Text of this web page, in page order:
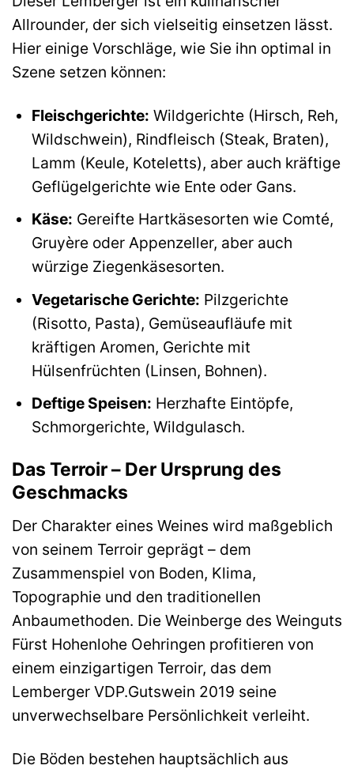
Allrounder, der sich vielseitig einsetzen lässt.
Hier einige Vorschläge, wie Sie ihn optimal in
Szene setzen können:
Fleischgerichte: Wildgerichte (Hirsch, Reh,
Wildschwein), Rindfleisch (Steak, Braten),
Lamm (Keule, Koteletts), aber auch kräftige
Geflügelgerichte wie Ente oder Gans.
Käse: Gereifte Hartkäsesorten wie Comté,
Gruyère oder Appenzeller, aber auch
würzige Ziegenkäsesorten.
Vegetarische Gerichte: Pilzgerichte
(Risotto, Pasta), Gemüseaufläufe mit
kräftigen Aromen, Gerichte mit
Hülsenfrüchten (Linsen, Bohnen).
Deftige Speisen: Herzhafte Eintöpfe,
Schmorgerichte, Wildgulasch.
Das Terroir – Der Ursprung des
Geschmacks
Der Charakter eines Weines wird maßgeblich
von seinem Terroir geprägt – dem
Zusammenspiel von Boden, Klima,
Topographie und den traditionellen
Anbaumethoden. Die Weinberge des Weinguts
Fürst Hohenlohe Oehringen profitieren von
einem einzigartigen Terroir, das dem
Lemberger VDP.Gutswein 2019 seine
unverwechselbare Persönlichkeit verleiht.
Die Böden bestehen hauptsächlich aus